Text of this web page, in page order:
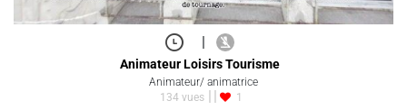
|
Animateur Loisirs Tourisme
Animateur/ animatrice
134 vues
1